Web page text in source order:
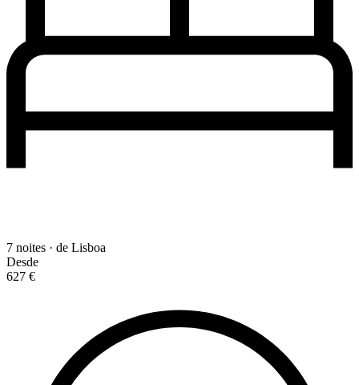
7 noites · de Lisboa
Desde
627 €